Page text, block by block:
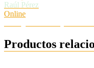
Raúl Pérez
Online
Productos